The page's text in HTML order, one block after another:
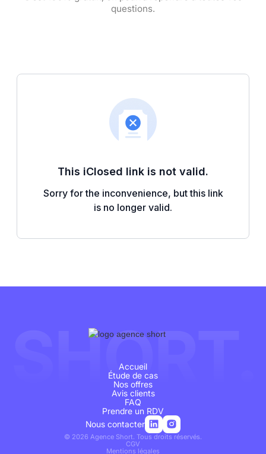
questions.
SHORT.
Accueil
Étude de cas
Nos offres
Avis clients
FAQ
Prendre un RDV
Nous contacter
© 2026 Agence Short. Tous droits réservés.
CGV
Mentions légales